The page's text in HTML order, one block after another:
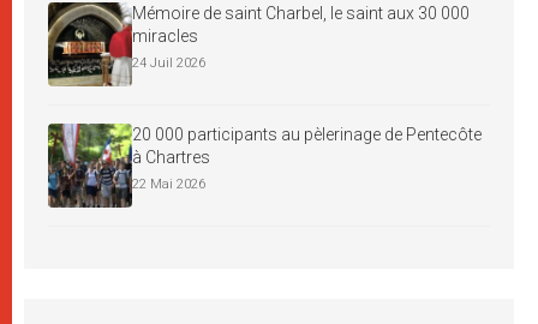
Mémoire de saint Charbel, le saint aux 30 000
miracles
24 Juil 2026
20 000 participants au pèlerinage de Pentecôte
à Chartres
22 Mai 2026